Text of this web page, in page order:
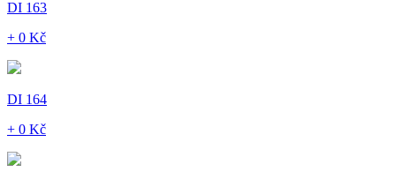
DI 163
+ 0 Kč
DI 164
+ 0 Kč